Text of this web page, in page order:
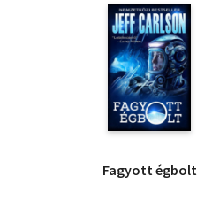
Fagyott égbolt